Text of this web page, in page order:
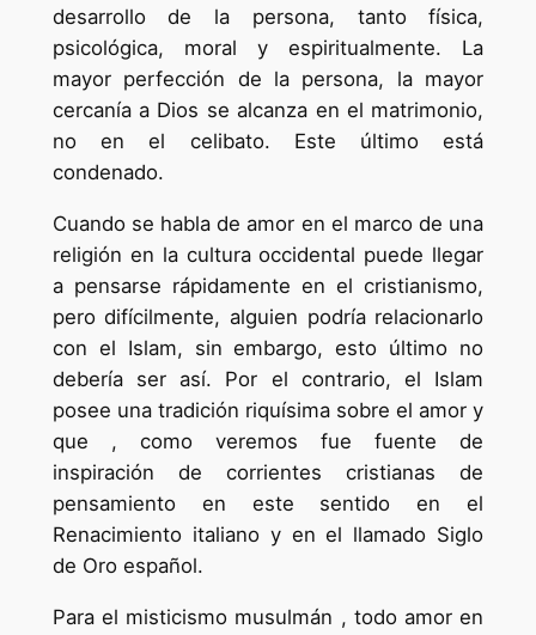
desarrollo de la persona, tanto física,
psicológica, moral y espiritualmente. La
mayor perfección de la persona, la mayor
cercanía a Dios se alcanza en el matrimonio,
no en el celibato. Este último está
condenado.
Cuando se habla de amor en el marco de una
religión en la cultura occidental puede llegar
a pensarse rápidamente en el cristianismo,
pero difícilmente, alguien podría relacionarlo
con el Islam, sin embargo, esto último no
debería ser así. Por el contrario, el Islam
posee una tradición riquísima sobre el amor y
que , como veremos fue fuente de
inspiración de corrientes cristianas de
pensamiento en este sentido en el
Renacimiento italiano y en el llamado Siglo
de Oro español.
Para el misticismo musulmán , todo amor en